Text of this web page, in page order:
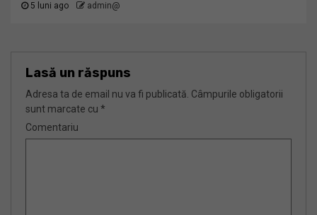
5 luni ago admin@
Lasă un răspuns
Adresa ta de email nu va fi publicată. Câmpurile obligatorii
sunt marcate cu *
Comentariu